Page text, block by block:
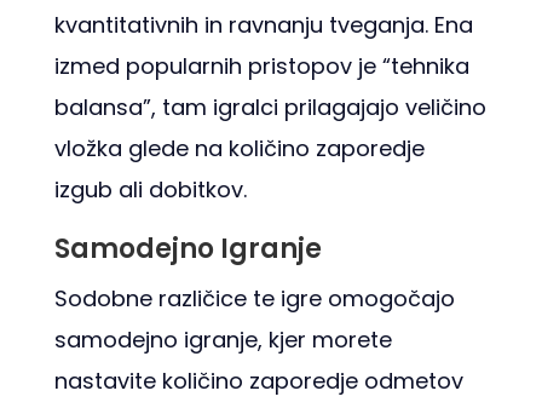
kvantitativnih in ravnanju tveganja. Ena
izmed popularnih pristopov je “tehnika
balansa”, tam igralci prilagajajo veličino
vložka glede na količino zaporedje
izgub ali dobitkov.
Samodejno Igranje
Sodobne različice te igre omogočajo
samodejno igranje, kjer morete
nastavite količino zaporedje odmetov